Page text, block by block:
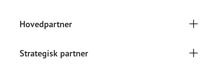
Hovedpartner
Strategisk partner